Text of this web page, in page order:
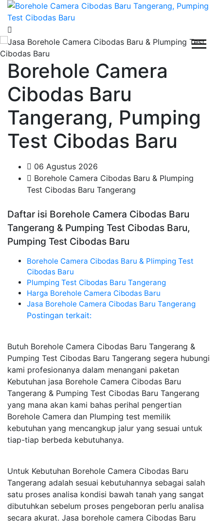
Borehole Camera
Cibodas Baru
Tangerang, Pumping
Test Cibodas Baru
06 Agustus 2026
Borehole Camera Cibodas Baru & Plumping
Test Cibodas Baru Tangerang
Daftar isi Borehole Camera Cibodas Baru
Tangerang & Pumping Test Cibodas Baru,
Pumping Test Cibodas Baru
Borehole Camera Cibodas Baru & Plimping Test
Cibodas Baru
Plumping Test Cibodas Baru Tangerang
Harga Borehole Camera Cibodas Baru
Jasa Borehole Camera Cibodas Baru Tangerang
Postingan terkait:
Butuh Borehole Camera Cibodas Baru Tangerang &
Pumping Test Cibodas Baru Tangerang segera hubungi
kami profesionanya dalam menangani paketan
Kebutuhan jasa Borehole Camera Cibodas Baru
Tangerang & Pumping Test Cibodas Baru Tangerang
yang mana akan kami bahas perihal pengertian
Borehole Camera dan Plumping test memilik
kebutuhan yang mencangkup jalur yang sesuai untuk
tiap-tiap berbeda kebutuhanya.
Untuk Kebutuhan Borehole Camera Cibodas Baru
Tangerang adalah sesuai kebutuhannya sebagai salah
satu proses analisa kondisi bawah tanah yang sangat
dibutuhkan sebelum proses pengeboran perlu analisa
secara akurat. Jasa borehole camera Cibodas Baru